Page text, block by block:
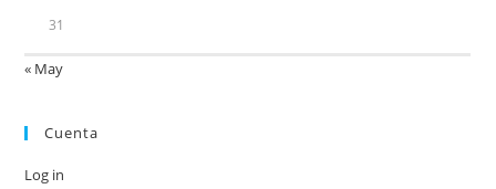
31
« May
Cuenta
Log in